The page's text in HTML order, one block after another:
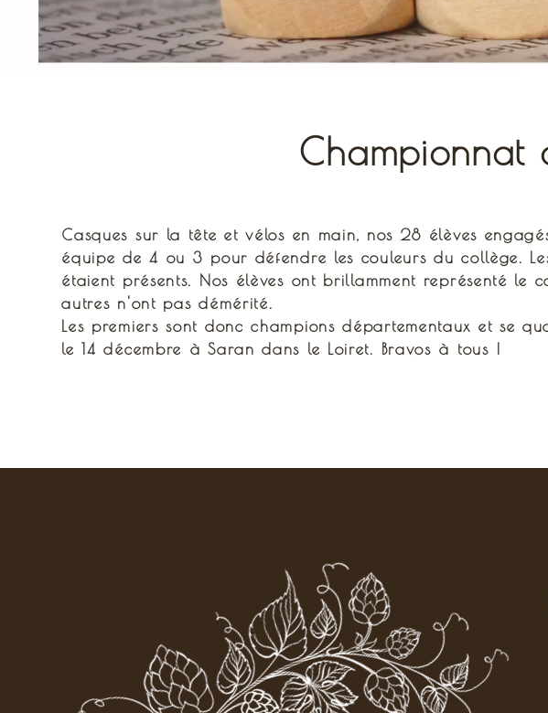
Championnat
Casques sur la tête et vélos en main, nos 28 élèves
équipe de 4 ou 3 pour défendre les couleurs du collège.
étaient présents. Nos élèves ont brillamment représenté le
autres n'ont pas démérité.
Les premiers sont donc champions départementaux et se
le 14 décembre à Saran dans le Loiret. Bravos à tous !